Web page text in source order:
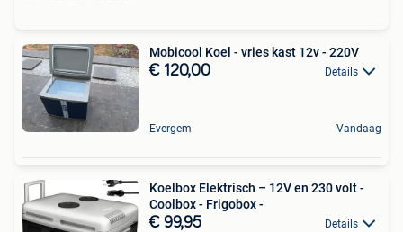
Mobicool Koel - vries kast 12v - 220V
€ 120,00 Details
Evergem Vandaag
Koelbox Elektrisch – 12V en 230 volt -
Coolbox - Frigobox -
€ 99,95 Details